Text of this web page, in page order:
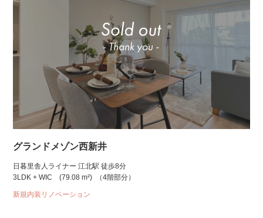
グランドメゾン西新井
日暮里舎人ライナー 江北駅 徒歩8分
3LDK + WIC
(79.08 m²) （4階部分）
新規内装リノベーション